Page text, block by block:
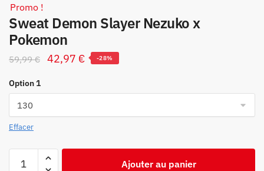
Promo !
Sweat Demon Slayer Nezuko x
Pokemon
59,99€ Le
42,97 €Le
-28%
Option 1
Effacer
Ajouter au panier